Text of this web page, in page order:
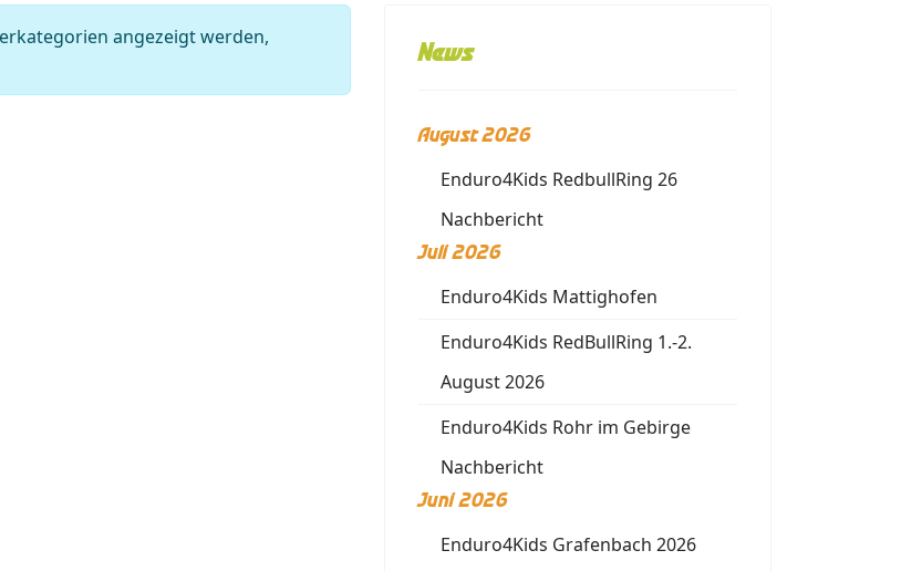
angezeigt werden,
News
August 2026
Enduro4Kids RedbullRing 26
Nachbericht
Juli 2026
Enduro4Kids Mattighofen
Enduro4Kids RedBullRing 1.-2.
August 2026
Enduro4Kids Rohr im Gebirge
Nachbericht
Juni 2026
Enduro4Kids Grafenbach 2026